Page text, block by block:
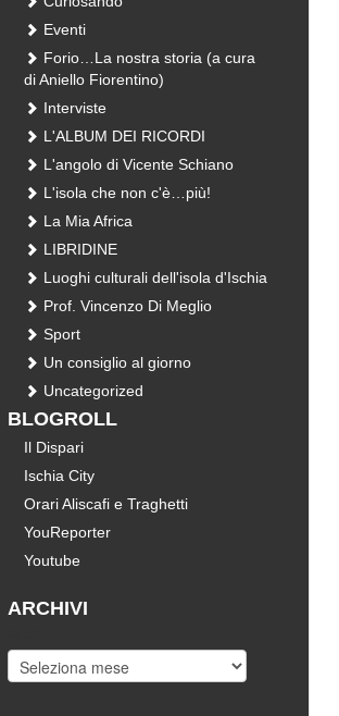
Eventi
Forio…La nostra storia (a cura
di Aniello Fiorentino)
Interviste
L'ALBUM DEI RICORDI
L'angolo di Vicente Schiano
L'isola che non c'è…più!
La Mia Africa
LIBRIDINE
Luoghi culturali dell'isola d'Ischia
Prof. Vincenzo Di Meglio
Sport
Un consiglio al giorno
Uncategorized
BLOGROLL
Il Dispari
Ischia City
Orari Aliscafi e Traghetti
YouReporter
Youtube
ARCHIVI